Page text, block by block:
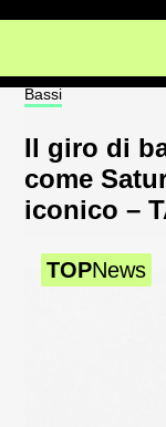
Impostazioni dei cookie
Chi Siamo
Newsletter
Bassi
Il giro di
come
iconico –
TOPNews